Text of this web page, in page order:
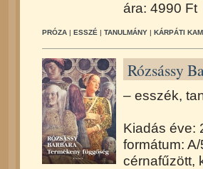
ára: 4990 Ft
PRÓZA | ESSZÉ | TANULMÁNY | KÁRPÁTI
Rózsássy
– esszék,
Kiadás éve:
formátum: A/
cérnafűzött,